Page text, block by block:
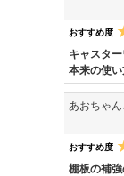
おすすめ度
キャスタ
本来の使
あおちゃん
おすすめ度
棚板の補